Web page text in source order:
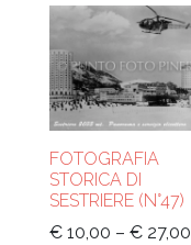
FOTOGRAFIA
STORICA DI
SESTRIERE (N°47)
€ 10,00 – € 27,00